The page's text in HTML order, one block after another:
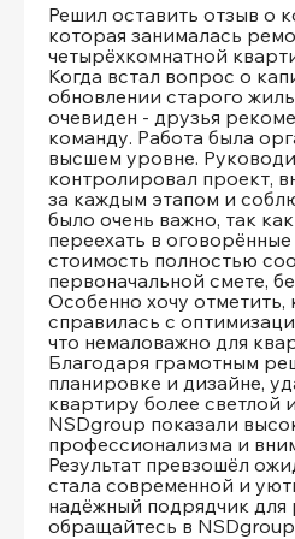
Решил оставить отзыв о
которая занималась
четырёхкомнатной
Когда встал вопрос о
обновлении старого
очевиден - друзья
команду. Работа была
высшем уровне.
контролировал проект,
за каждым этапом и
было очень важно, так
переехать в
стоимость полностью
первоначальной смете,
Особенно хочу отметить,
справилась с
что немаловажно для
Благодаря грамотным
планировке и дизайне,
квартиру более светлой
NSDgroup показали
профессионализма и
Результат превзошёл
стала современной и
надёжный подрядчик для
обращайтесь в